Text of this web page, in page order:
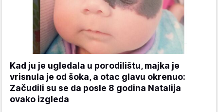
Kad ju je ugledala u porodilištu, majka je
vrisnula je od šoka, a otac glavu okrenuo:
Začudili su se da posle 8 godina Natalija
ovako izgleda